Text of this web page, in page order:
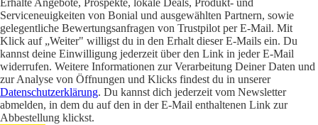
Erhalte Angebote, Prospekte, lokale Deals, Produkt- und
Serviceneuigkeiten von Bonial und ausgewählten Partnern, sowie
gelegentliche Bewertungsanfragen von Trustpilot per E-Mail. Mit
Klick auf „Weiter" willigst du in den Erhalt dieser E-Mails ein. Du
kannst deine Einwilligung jederzeit über den Link in jeder E-Mail
widerrufen. Weitere Informationen zur Verarbeitung Deiner Daten und
zur Analyse von Öffnungen und Klicks findest du in unserer
Datenschutzerklärung. Du kannst dich jederzeit vom Newsletter
abmelden, in dem du auf den in der E-Mail enthaltenen Link zur
Abbestellung klickst.